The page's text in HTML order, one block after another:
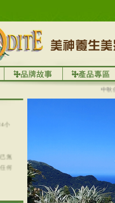
中秋優選
管
點
～
，請
小
無
何